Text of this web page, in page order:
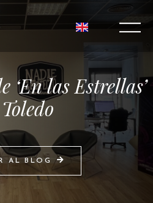
‘En las Estrellas’
AL BLOG